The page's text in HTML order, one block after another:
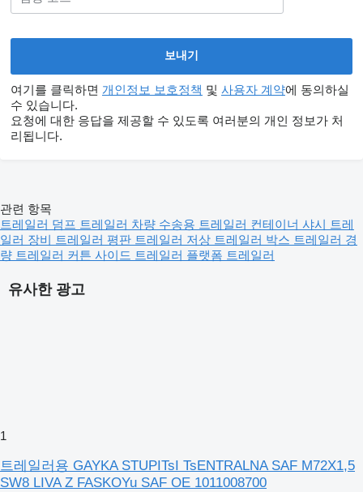
여기를 클릭하면 개인정보 보호정책 및 사용자 계약에 동의하실
수 있습니다.
요청에 대한 응답을 제공할 수 있도록 여러분의 개인 정보가 처
리됩니다.
유사한 광고
1
트레일러용 GAYKA STUPITsI TsENTRALNA SAF M72X1,5
SW8 LIVA Z FASKOYu SAF OE 1011008700
관련 항목
트레일러 덤프 트레일러 차량 수송용 트레일러 컨테이너 샤시 트레
일러 장비 트레일러 평판 트레일러 저상 트레일러 박스 트레일러 경
량 트레일러 커튼 사이드 트레일러 플랫폼 트레일러